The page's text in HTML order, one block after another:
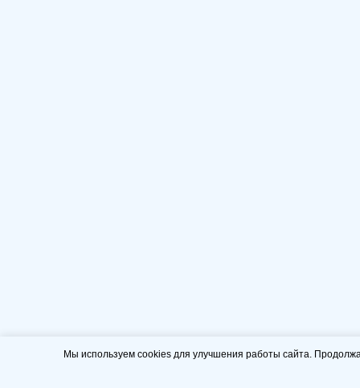
Мы используем cookies для улучшения работы сайта.